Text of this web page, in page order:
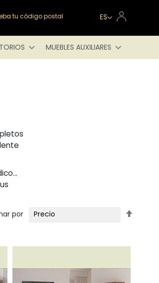
tu código postal Lenguaje
ES
MUEBLES AUXILIARES
por